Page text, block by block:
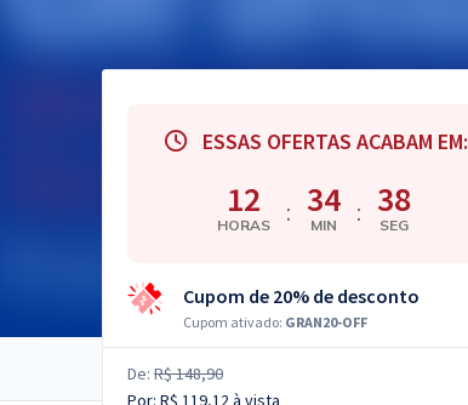
ESSAS OFERTAS ACABAM EM:
12
HORAS : 34
MIN : 36
SEG
Cupom de 20% de desconto
Cupom ativado: GRAN20-OFF
De: R$ 148,90
Por: R$ 119,12à vista